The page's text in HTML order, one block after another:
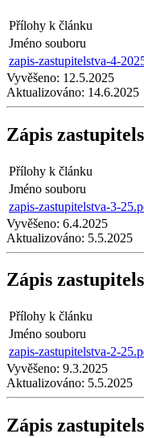
Přílohy k článku
Jméno souboru
zapis-zastupitelstva-4-
Vyvěšeno: 12.5.2025
Aktualizováno: 14.6.2025
Zápis
Přílohy k článku
Jméno souboru
zapis-zastupitelstva-3-
Vyvěšeno: 6.4.2025
Aktualizováno: 5.5.2025
Zápis
Přílohy k článku
Jméno souboru
zapis-zastupitelstva-2-
Vyvěšeno: 9.3.2025
Aktualizováno: 5.5.2025
Zápis